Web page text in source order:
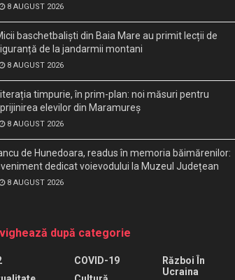
8 AUGUST 2026
baschetbaliști din Baia Mare au primit lecții de
de la jandarmii montani
8 AUGUST 2026
Literația timpurie, în prim-plan: noi măsuri pentru
elevilor din Maramureș
8 AUGUST 2026
de Hunedoara, readus în memoria băimărenilor:
dedicat voievodului la Muzeul Județean
8 AUGUST 2026
după categorie
COVID-19
Război În
Ucraina